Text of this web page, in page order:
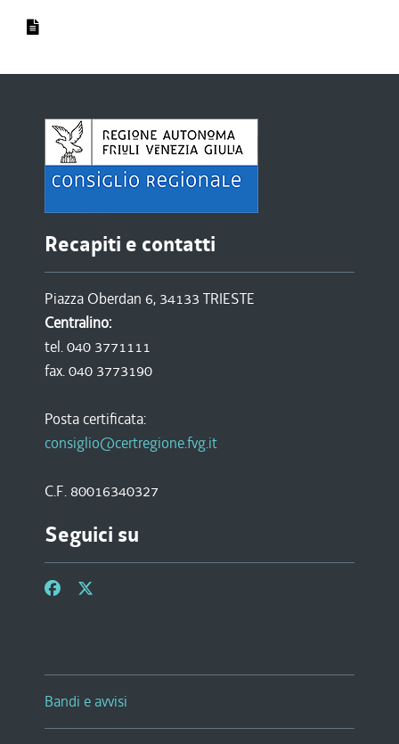
Recapiti e contatti
Piazza Oberdan 6, 34133 TRIESTE
Centralino:
tel. 040 3771111
fax. 040 3773190
Posta certificata:
consiglio@certregione.fvg.it
C.F. 80016340327
Seguici su
Bandi e avvisi